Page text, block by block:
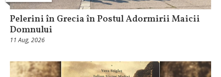
Pelerini în Grecia în Postul Adormirii Maicii
Domnului
11 Aug, 2026